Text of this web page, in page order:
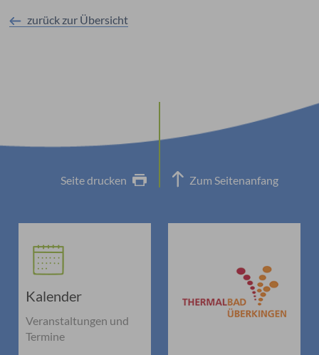
zurück zur Übersicht
Seite drucken Zum Seitenanfang
Kalender
Veranstaltungen und
Termine